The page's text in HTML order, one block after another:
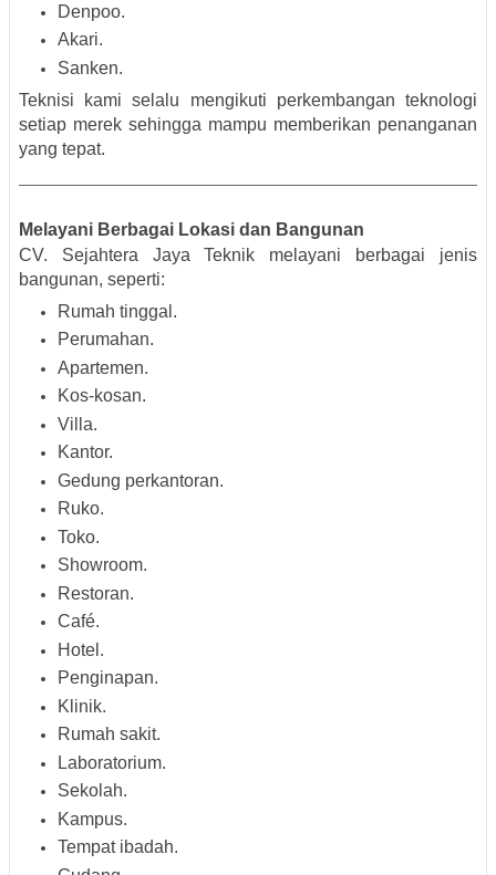
Denpoo.
Akari.
Sanken.
Teknisi kami selalu mengikuti perkembangan teknologi
setiap merek sehingga mampu memberikan penanganan
yang tepat.
Melayani Berbagai Lokasi dan Bangunan
CV. Sejahtera Jaya Teknik melayani berbagai jenis
bangunan, seperti:
Rumah tinggal.
Perumahan.
Apartemen.
Kos-kosan.
Villa.
Kantor.
Gedung perkantoran.
Ruko.
Toko.
Showroom.
Restoran.
Café.
Hotel.
Penginapan.
Klinik.
Rumah sakit.
Laboratorium.
Sekolah.
Kampus.
Tempat ibadah.